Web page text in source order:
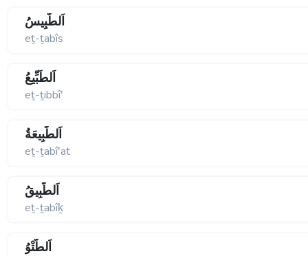
اَلطَّبِيسُ
eṯ-ṯabîs
اَلطِّبِّيعُ
eṯ-ṯibbîʹ
اَلطَّبِيعَةُ
eṯ-ṯabîʹat
اَلطَّبِيقُ
eṯ-ṯabîḵ
اَلطَّتْوُ